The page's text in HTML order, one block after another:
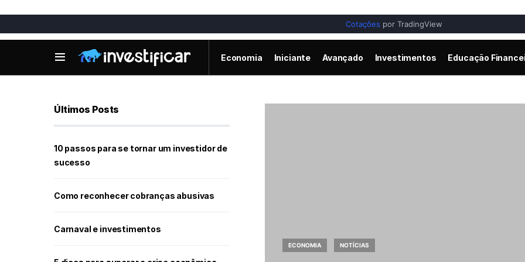
Cotações por TradingView
Economia Iniciante Avançado Investimentos Educação
ECONOMIA NOTÍCIAS
Últimos Posts
10 passos para se tornar um investidor de
sucesso
Como reconhecer cobranças abusivas
Carnaval e investimentos